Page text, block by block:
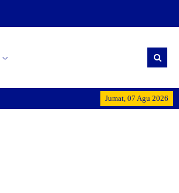
Jumat, 07 Agu 2026
Selamat Datang di